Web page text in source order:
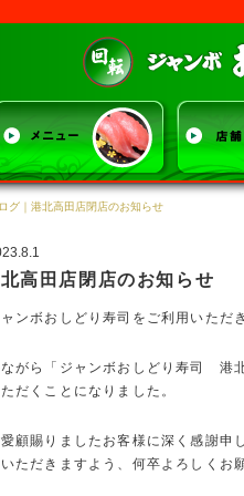
グ ｜港北高田店閉店のお知らせ
高田店閉店のお知らせ
ンボおしどり寿司をご利用いただ
がら「ジャンボおしどり寿司 港
だくことになりました。
顧賜りましたお客様に深く感謝申
ただきますよう、何卒よろしくお